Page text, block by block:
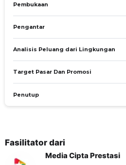
menggali ide bisnis dari
Memberikan pengetahuan
Pembukaan
Pengantar
Analisis Peluang dari Lingkungan
Target Pasar Dan Promosi
Penutup
Fasilitator dari
Media Cipta Prestasi